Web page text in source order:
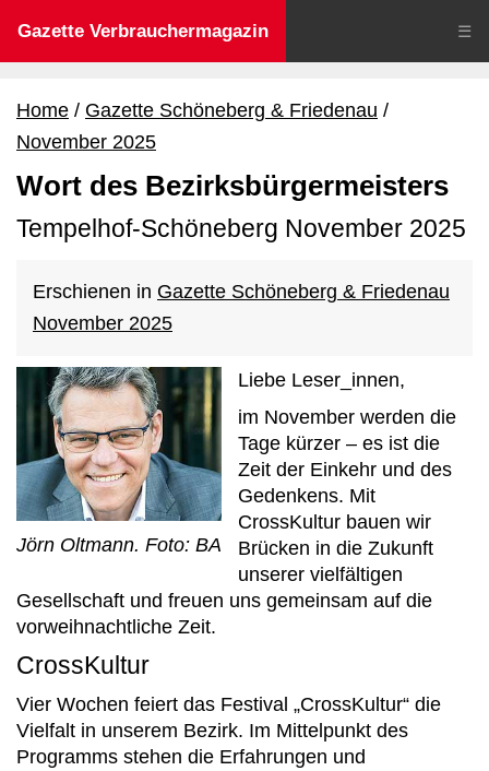
Gazette Verbrauchermagazin ☰
Home
Gazette Schöneberg & Friedenau
November 2025
Wort des Bezirksbürgermeisters
Tempelhof-Schöneberg November 2025
Erschienen in Gazette Schöneberg & Friedenau
November 2025
Jörn Oltmann. Foto: BA
Liebe Leser_innen,
im November werden die
Tage kürzer – es ist die
Zeit der Einkehr und des
Gedenkens. Mit
CrossKultur bauen wir
Brücken in die Zukunft
unserer vielfältigen
Gesellschaft und freuen uns gemeinsam auf die
vorweihnachtliche Zeit.
CrossKultur
Vier Wochen feiert das Festival „CrossKultur“ die
Vielfalt in unserem Bezirk. Im Mittelpunkt des
Programms stehen die Erfahrungen und